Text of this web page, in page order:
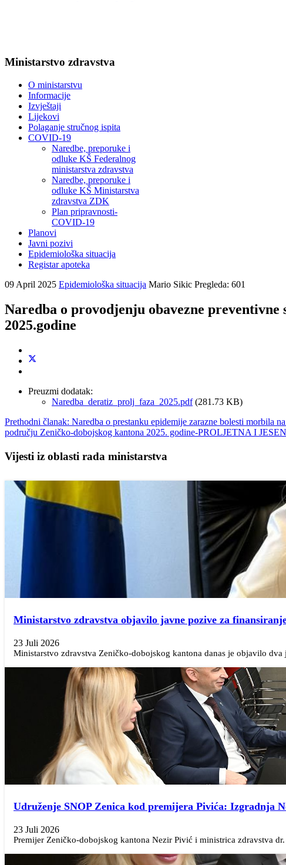
Ministarstvo zdravstva
O ministarstvu
Informacije
Izvještaji
Lijekovi
Polaganje stručnog ispita
COVID-19
Naredbe, preporuke i
odluke KŠ Federalnog
ministarstva zdravstva
Naredbe, preporuke i
odluke KŠ Ministarstva
zdravstva ZDK
Plan pripravnosti-
COVID-19
Planovi
Javni pozivi
Epidemiološka situacija
Registar apoteka
09 April 2025 Epidemiološka situacija Mario Sikic Pregleda: 601
Naredba o provodjenju obavezne
2025.godine
Preuzmi dodatak:
Naredba_deratiz_prolj_faza_2025.pdf(281.73 KB)
Prethodni članak: Naredba o prestanku epidemije zarazne bolesti morbila
području Zeničko-dobojskog kantona 2025. godine-PROLJETNA I
Vijesti iz oblasti rada ministarstva
Ministarstvo zdravstva objavilo javne pozive za
23 Juli 2026
Ministarstvo zdravstva Zeničko-dobojskog kantona danas je objavilo
Udruženje SNOP Zenica kod premijera Pivića: Izgradnja
23 Juli 2026
Premijer Zeničko-dobojskog kantona Nezir Pivić i ministrica zdravstva